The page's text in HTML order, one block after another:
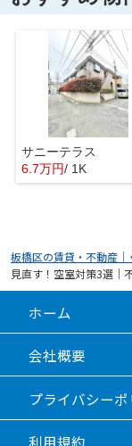
サニーテラス
6.7万円/ 1K
板橋区の賃貸・不動産
見直す！空室対策3選｜
ホーム
会社概要
プライバシーポ
利用規約